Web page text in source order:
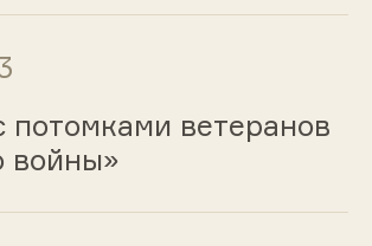
потомками ветеранов
войны»